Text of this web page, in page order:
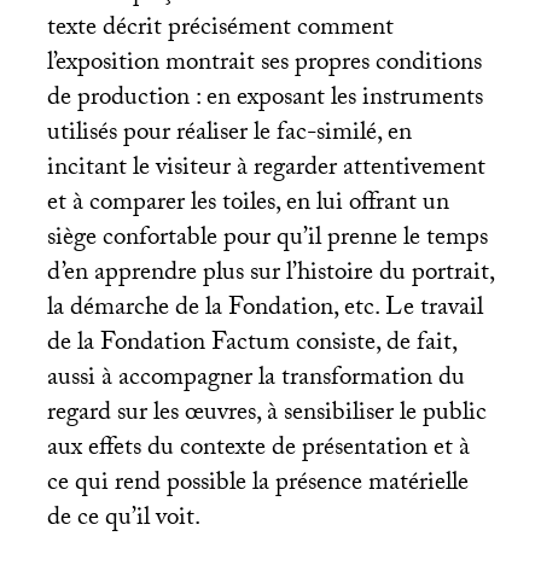
texte décrit précisément comment
l’exposition montrait ses propres conditions
de production : en exposant les instruments
utilisés pour réaliser le fac-similé, en
incitant le visiteur à regarder attentivement
et à comparer les toiles, en lui offrant un
siège confortable pour qu’il prenne le temps
d’en apprendre plus sur l’histoire du portrait,
la démarche de la Fondation, etc. Le travail
de la Fondation Factum consiste, de fait,
aussi à accompagner la transformation du
regard sur les œuvres, à sensibiliser le public
aux effets du contexte de présentation et à
ce qui rend possible la présence matérielle
de ce qu’il voit.